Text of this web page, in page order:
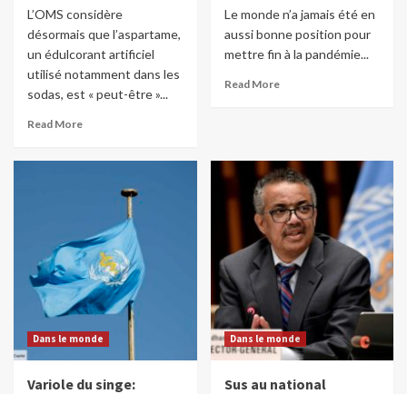
L’OMS considère
désormais que l’aspartame,
un édulcorant artificiel
utilisé notamment dans les
sodas, est « peut-être »...
Read More
Le monde n’a jamais été en
aussi bonne position pour
mettre fin à la pandémie...
Read More
Dans le monde
Variole du singe:
Dans le monde
Sus au national